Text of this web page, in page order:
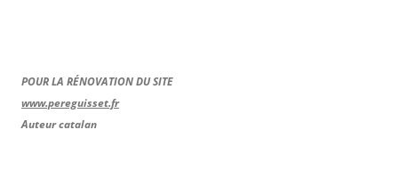
POUR LA RÉNOVATION DU SITE
www.pereguisset.fr
Auteur catalan